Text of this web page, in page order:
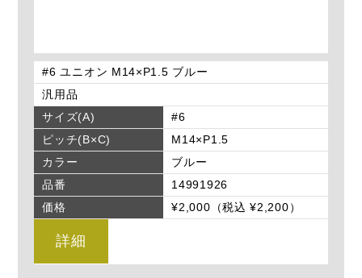
#6 ユニオン M14×P1.5 ブルー
汎用品
サイズ(A)
#6
ピッチ(B×C)
M14×P1.5
カラー
ブルー
品番
14991926
価格
¥2,000（税込 ¥2,200）
詳細